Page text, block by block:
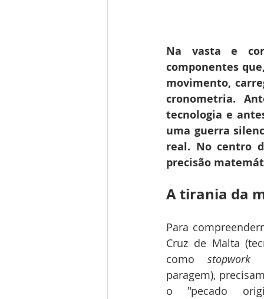
Na vasta e
componentes
movimento,
cronometria.
tecnologia e
uma guerra
real. No centro
precisão
A tirania da
Para
Cruz de Malta
como stopwork
paragem),
o "pecado